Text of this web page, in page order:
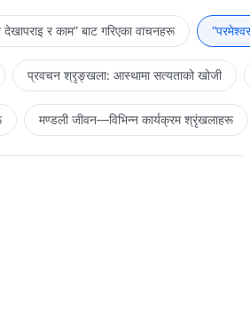
र काम” बाट गरिएका वाचनहरू
प्रवचन श्रृङ्खला: आस्थामा सत्यताको खोजी
मण्डली जीवन—विभिन्‍न कार्यक्रम श्रृंखलाहरू